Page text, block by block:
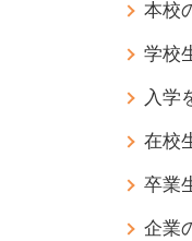
本校
学校
入学
在校
卒業
企業